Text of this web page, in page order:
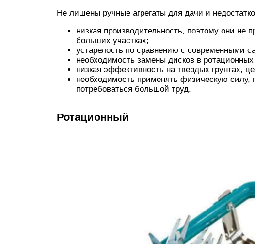
Не лишены ручные агрегаты для дачи и
низкая производительность, поэтому они не
больших участках;
устарелость по сравнению с современными
необходимость замены дисков в ротационных
низкая эффективность на твердых грунтах,
необходимость применять физическую силу,
потребоваться большой труд.
Ротационный